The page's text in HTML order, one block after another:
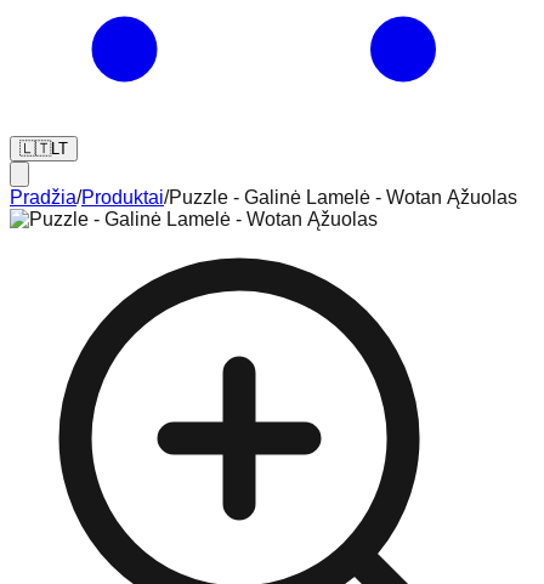
🇱🇹LT
Pradžia/Produktai/Puzzle - Galinė Lamelė - Wotan Ąžuolas